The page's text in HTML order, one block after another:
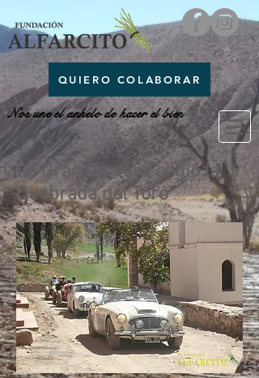
QUIERO COLABORAR
Nos une el anhelo de hacer el bien
La Gran Carrera eligió la
Quebrada del Toro